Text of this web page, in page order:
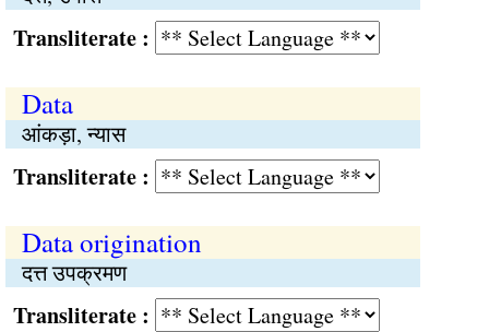
:
Data
आंकड़ा, न्यास
:
Data origination
दत्त उपक्रमण
: